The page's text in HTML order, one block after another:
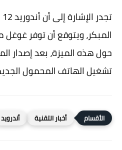
المبكر، ويتوقع أن توفر
حول هذه الميزة، بعد إصدار
تشغيل الهاتف المحمول
أخبار التقنية أندرويد